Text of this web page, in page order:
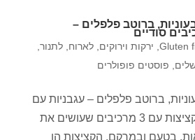
ברוטב פלפלים –
Gluten ירקות וירוקים לארוח לתנור
פוסטים פופולרים
ברוטב פלפלים – עגבניות עם
3 מרכיבים סודיים קציצות עם 3 מרכיבים שעושים את
בטעם ובמרקם. הקציצות הן